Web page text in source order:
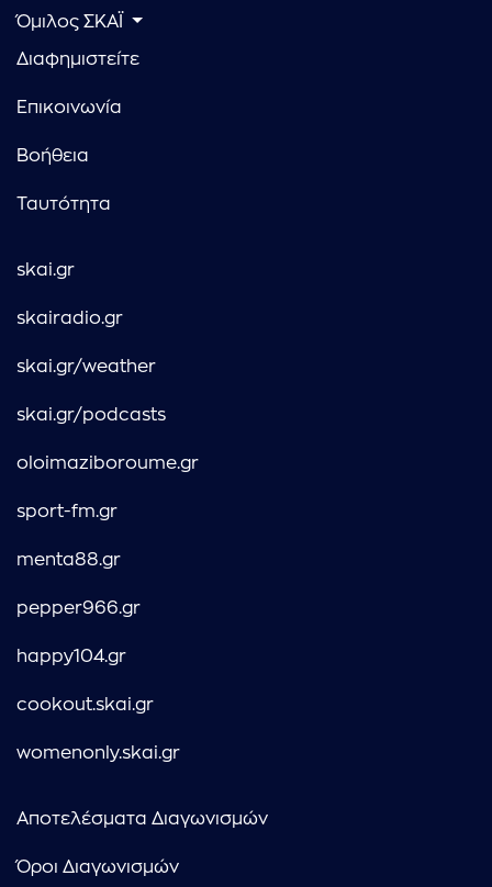
Όμιλος ΣΚΑΪ
Διαφημιστείτε
Επικοινωνία
Βοήθεια
Ταυτότητα
skai.gr
skairadio.gr
skai.gr/weather
skai.gr/podcasts
oloimaziboroume.gr
sport-fm.gr
menta88.gr
pepper966.gr
happy104.gr
cookout.skai.gr
womenonly.skai.gr
Αποτελέσματα Διαγωνισμών
Όροι Διαγωνισμών